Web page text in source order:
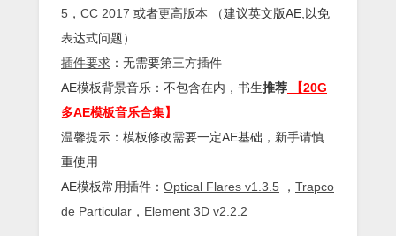
5 ， CC 2017 或者更高版本 （建议英文版AE,以免
表达式问题）
插件要求 ：无需要第三方插件
AE模板背景音乐：不包含在内，书生推荐 【20G
多AE模板音乐合集】
温馨提示：模板修改需要一定AE基础，新手请慎
重使用
AE模板常用插件： Optical Flares v1.3.5 ， Trapco
de Particular ， Element 3D v2.2.2